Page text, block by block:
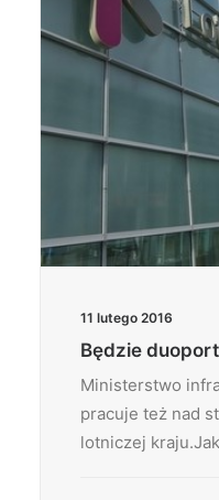
11 lutego 2016
Będzie
Ministerstwo
pracuje też nad
lotniczej